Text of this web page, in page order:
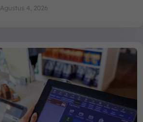
Agustus 4, 2026